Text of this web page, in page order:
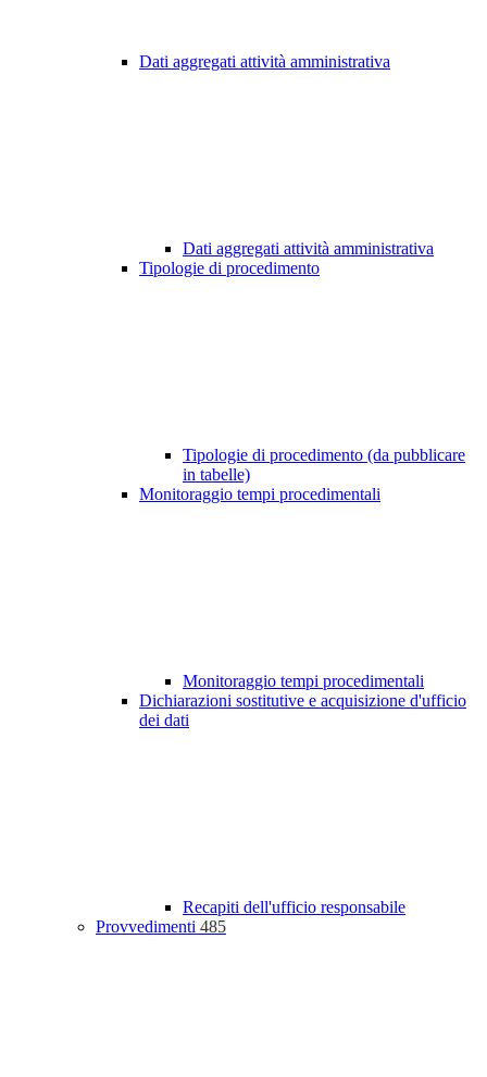
Dati aggregati attività amministrativa
Dati aggregati attività amministrativa
Tipologie di procedimento
Tipologie di procedimento (da pubblicare
in tabelle)
Monitoraggio tempi procedimentali
Monitoraggio tempi procedimentali
Dichiarazioni sostitutive e acquisizione d'ufficio
dei dati
Recapiti dell'ufficio responsabile
Provvedimenti 485